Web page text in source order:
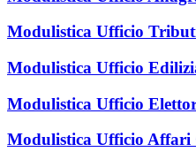
Modulistica Ufficio
Modulistica Ufficio
Modulistica Ufficio
Modulistica Ufficio Affari